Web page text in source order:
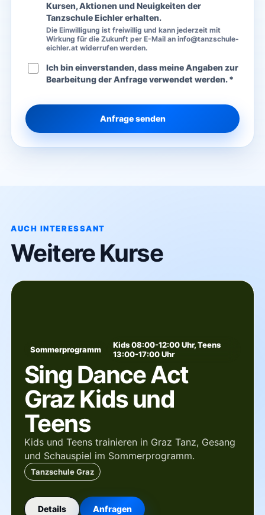
Kursen, Aktionen und Neuigkeiten der
Tanzschule Eichler erhalten.
Die Einwilligung ist freiwillig und kann jederzeit mit
Wirkung für die Zukunft per E-Mail an info@tanzschule-
eichler.at widerrufen werden.
Ich bin einverstanden, dass meine Angaben zur
Bearbeitung der Anfrage verwendet werden. *
Anfrage senden
AUCH INTERESSANT
Weitere Kurse
Sommerprogramm
Kids 08:00-12:00 Uhr, Teens
13:00-17:00 Uhr
Sing Dance Act
Graz Kids und
Teens
Kids und Teens trainieren in Graz Tanz, Gesang
und Schauspiel im Sommerprogramm.
Tanzschule Graz
Details Anfragen